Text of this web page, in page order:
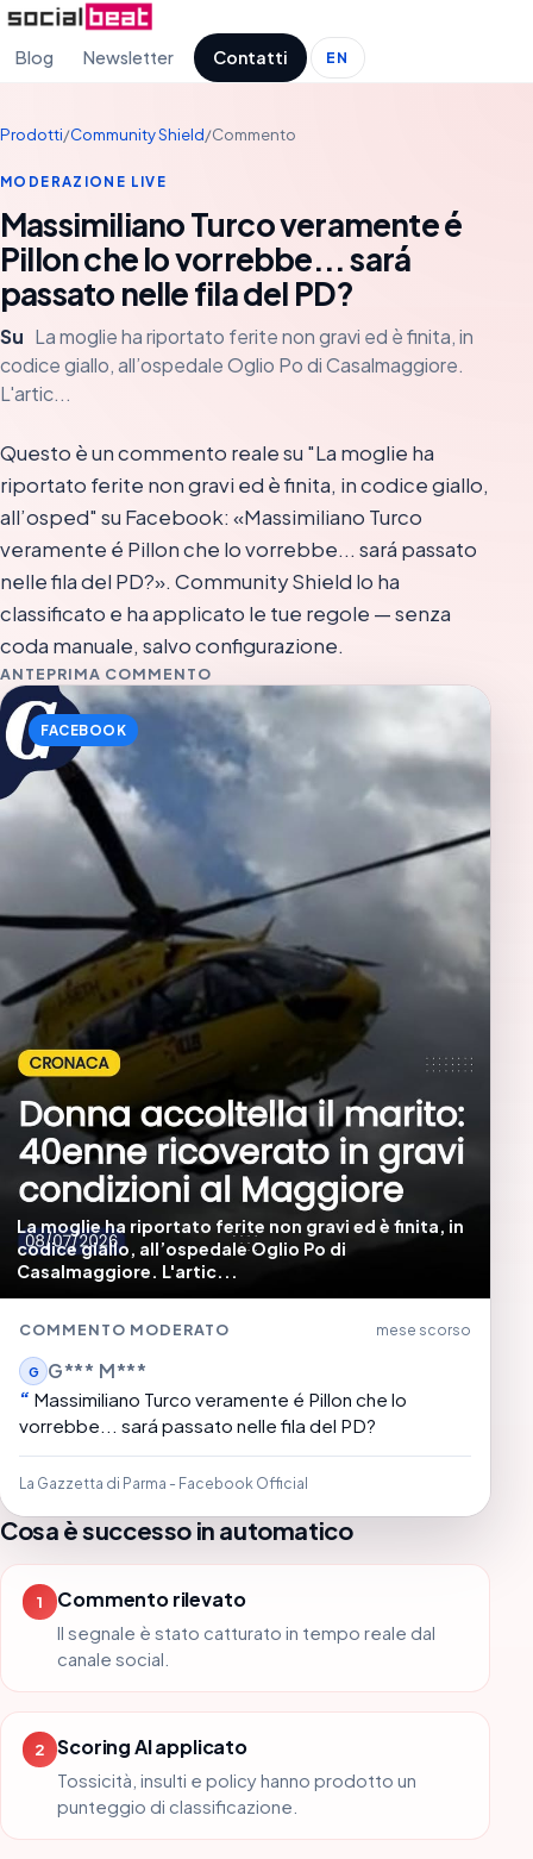
Blog Newsletter Contatti EN
Prodotti/Community Shield/Commento
MODERAZIONE LIVE
Massimiliano Turco veramente é
Pillon che lo vorrebbe... sará
passato nelle fila del PD?
Su La moglie ha riportato ferite non gravi ed è finita, in
codice giallo, all’ospedale Oglio Po di Casalmaggiore.
L'artic...
Questo è un commento reale su "La moglie ha
riportato ferite non gravi ed è finita, in codice giallo,
all’osped" su Facebook: «Massimiliano Turco
veramente é Pillon che lo vorrebbe... sará passato
nelle fila del PD?». Community Shield lo ha
classificato e ha applicato le tue regole — senza
coda manuale, salvo configurazione.
ANTEPRIMA COMMENTO
FACEBOOK
La moglie ha riportato ferite non gravi ed è finita, in
codice giallo, all’ospedale Oglio Po di
Casalmaggiore. L'artic...
COMMENTO MODERATO mese scorso
G G*** M***
Massimiliano Turco veramente é Pillon che lo
vorrebbe... sará passato nelle fila del PD?
La Gazzetta di Parma - Facebook Official
Cosa è successo in automatico
1 Commento rilevato
Il segnale è stato catturato in tempo reale dal
canale social.
2 Scoring AI applicato
Tossicità, insulti e policy hanno prodotto un
punteggio di classificazione.